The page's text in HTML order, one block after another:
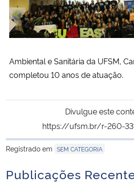
Ministério da Ciência, Tecnologia, Inovações e
Ministério do Meio Ambiente
Ministério do Turismo
Controladoria-Geral da União
Ministério da Mulher, da Família e dos Direitos
Ambiental e Sanitária da UFSM,
completou 10 anos de atuação.
Divulgue este
https://ufsm.br/r-260-
Registrado em SEM CATEGORIA
Publicações